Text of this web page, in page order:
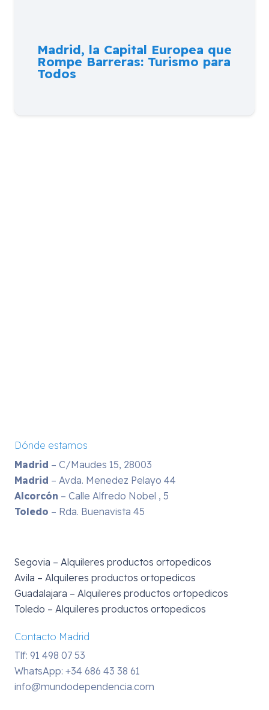
Madrid, la Capital Europea que
Rompe Barreras: Turismo para
Todos
Dónde estamos
Madrid – C/Maudes 15, 28003
Madrid – Avda. Menedez Pelayo 44
Alcorcón – Calle Alfredo Nobel , 5
Toledo – Rda. Buenavista 45
Segovia – Alquileres productos ortopedicos
Avila – Alquileres productos ortopedicos
Guadalajara – Alquileres productos ortopedicos
Toledo – Alquileres productos ortopedicos
Contacto Madrid
Tlf: 91 498 07 53
WhatsApp: +34 686 43 38 61
info@mundodependencia.com